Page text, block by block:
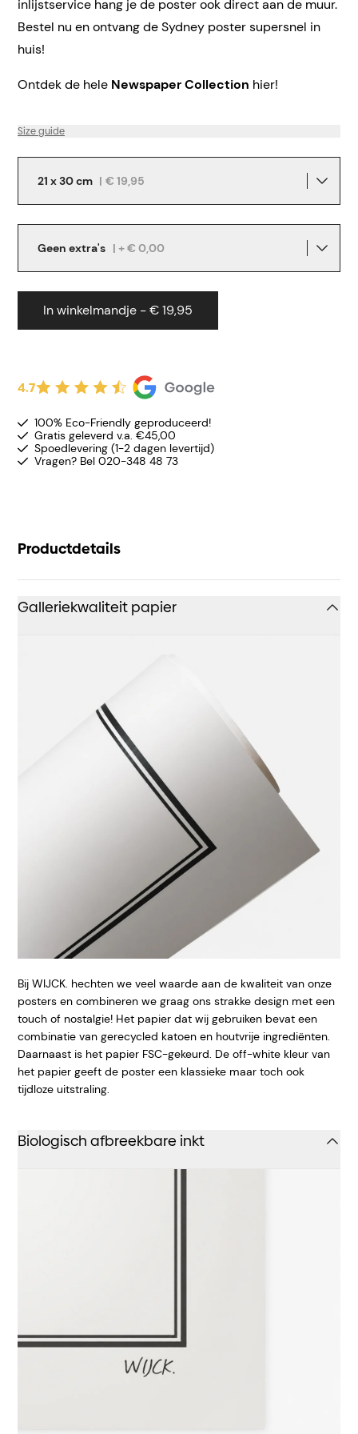
inlijstservice hang je de poster ook direct aan de muur.
Bestel nu en ontvang de Sydney poster supersnel in
huis!
Ontdek de hele Newspaper Collection hier!
Size guide
21 x 30 cm | € 19,95
Geen extra's | + € 0,00
In winkelmandje - € 19,95
4.7
100% Eco-Friendly geproduceerd!
Gratis geleverd v.a. €45,00
Spoedlevering (1-2 dagen levertijd)
Vragen? Bel 020-348 48 73
Productdetails
Galleriekwaliteit papier
Bij WIJCK. hechten we veel waarde aan de kwaliteit van onze
posters en combineren we graag ons strakke design met een
touch of nostalgie! Het papier dat wij gebruiken bevat een
combinatie van gerecycled katoen en houtvrije ingrediënten.
Daarnaast is het papier FSC-gekeurd. De off-white kleur van
het papier geeft de poster een klassieke maar toch ook
tijdloze uitstraling.
Biologisch afbreekbare inkt